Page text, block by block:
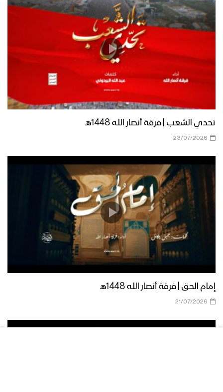
نشيد سيدي – فرقة أنصار الله
نشيد سلاح وموقف | فرقة أنصار الله –
1438هـ
نشيد القدس موعدنا | فرقة أنصار الله
نشيد ياسلامي للجريح – فرقة أنصار الله
نشيد ثبات وانتصار – فرقة أنصار الله
نشيد أفضل اليقين | فرقة أنصار الله –
1438هـ
تحدي الشعب | فرقة أنصار الله 1448هـ
23/07/2026
إمام الحق | فرقة أنصار الله 1448هـ
21/07/2026